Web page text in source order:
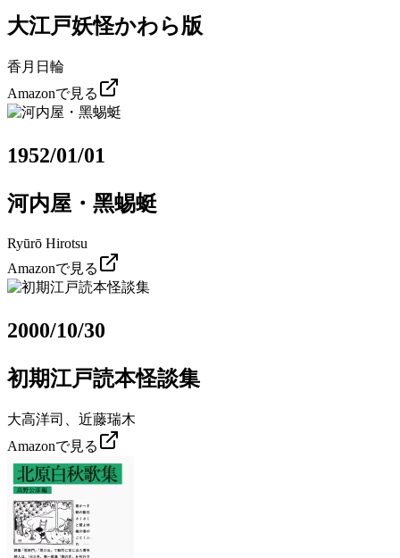
大江戸妖怪かわら版
香月日輪
Amazonで見る
1952/01/01
河内屋・黑蜴蜓
Ryūrō Hirotsu
Amazonで見る
2000/10/30
初期江戸読本怪談集
大高洋司、近藤瑞木
Amazonで見る